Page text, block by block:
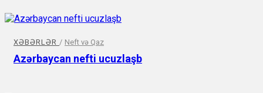
XƏBƏRLƏR / Neft və Qaz
Azərbaycan nefti ucuzlaşb